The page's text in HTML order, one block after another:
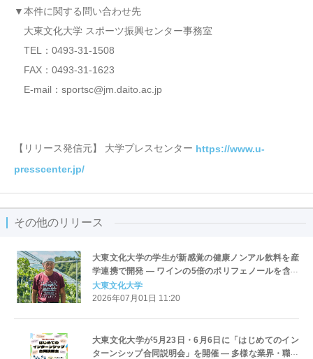
▼本件に関する問い合わせ先
大東文化大学 スポーツ振興センター事務室
TEL：0493-31-1508
FAX：0493-31-1623
E-mail：sportsc@jm.daito.ac.jp
【リリース発信元】 大学プレスセンター https://www.u-
presscenter.jp/
その他のリリース
大東文化大学の学生が新感覚の健康ノンアル飲料を産
学連携で開発 ― ワインの5倍のポリフェノールを含む
「無農薬赤ワインの澱」（特許出願中）を活用、7月
16日に商品発表会
大東文化大学
2026年07月01日 11:20
大東文化大学が5月23日・6月6日に「はじめてのイン
ターンシップ合同説明会」を開催 ― 多様な業界・職種